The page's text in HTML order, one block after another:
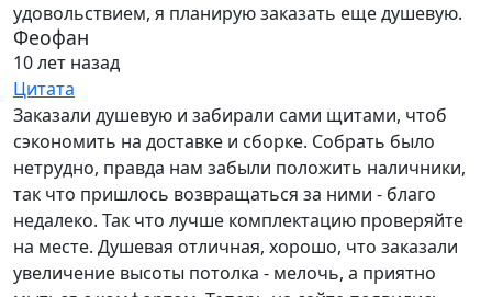
удовольствием, я планирую заказать еще душевую.
Феофан
10 лет назад
Цитата
Заказали душевую и забирали сами щитами, чтоб
сэкономить на доставке и сборке. Собрать было
нетрудно, правда нам забыли положить наличники,
так что пришлось возвращаться за ними - благо
недалеко. Так что лучше комплектацию проверяйте
на месте. Душевая отличная, хорошо, что заказали
увеличение высоты потолка - мелочь, а приятно